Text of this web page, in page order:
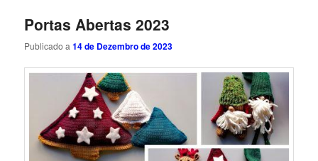
Portas Abertas 2023
Publicado a14 de Dezembro de 2023